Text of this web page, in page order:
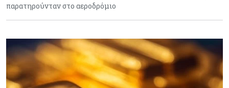
παρατηρούνταν στο αεροδρόμιο